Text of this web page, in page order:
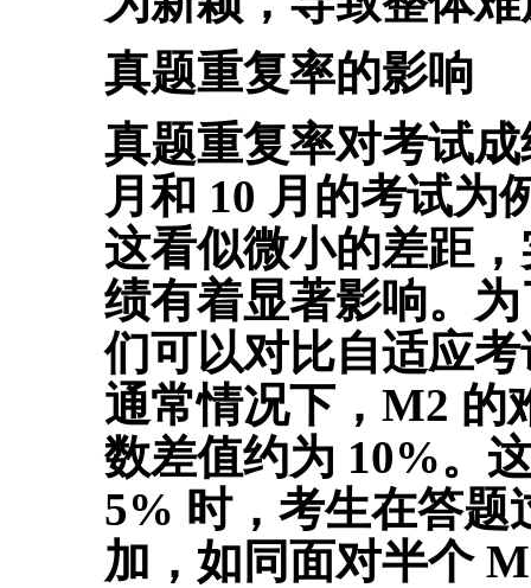
真题重复率的影响
真题重复率对考试
月和 10 月的考试为
这看似微小的差距
绩有着显著影响。
们可以对比自适应
通常情况下，M2 的
数差值约为 10%。
5% 时，考生在答题
加，如同面对半个